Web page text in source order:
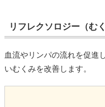
リフレクソロジー（む
血流やリンパの流れを促進
いむくみを改善します。